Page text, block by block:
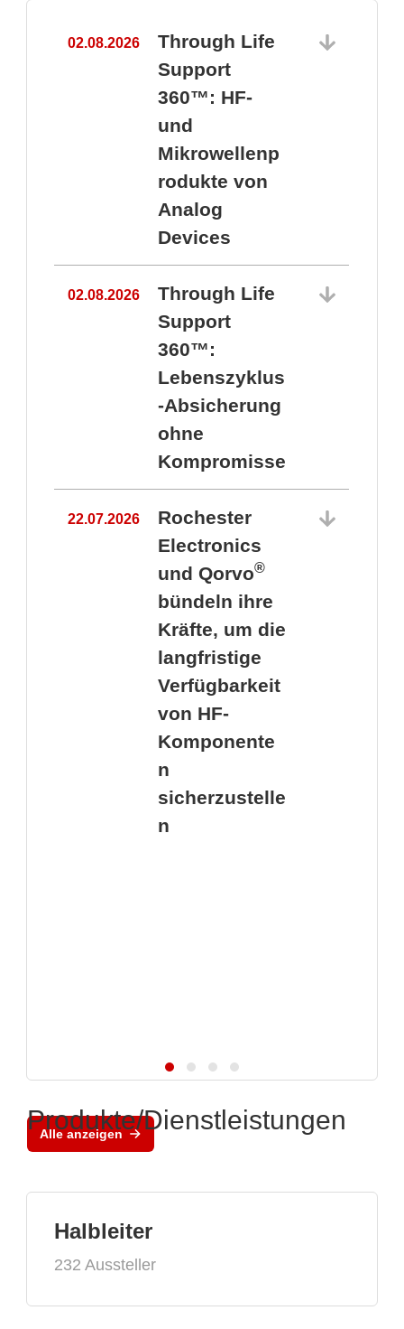
02.08.2026
Through Life
Support
360™: HF-
und
Mikrowellenp
rodukte von
Analog
Devices
02.08.2026
Through Life
Support
360™:
Lebenszyklus
-Absicherung
ohne
Kompromisse
22.07.2026
Rochester
Electronics
und Qorvo®
bündeln ihre
Kräfte, um die
langfristige
Verfügbarkeit
von HF-
Komponente
n
sicherzustelle
n
Alle anzeigen
Produkte/Dienstleistungen
Halbleiter
232 Aussteller